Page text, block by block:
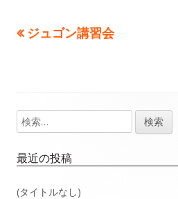
投
ビ
ゲ
ー
前
ジュゴン講習会
メ
イ
ン
検
索:
最近の投稿
(タイトルなし)